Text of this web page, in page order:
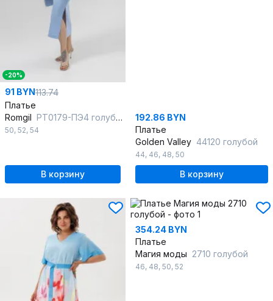
-20%
91 BYN113.74
Платье
Romgil РТ0179-ПЭ4 голубой
50, 52, 54
В корзину
192.86 BYN
Платье
Golden Valley 44120 голубой
44, 46, 48, 50
В корзину
354.24 BYN
Платье
Магия моды 2710 голубой
46, 48, 50, 52